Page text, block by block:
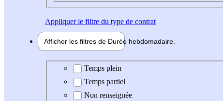
Appliquerle filtre du type de contrat
Afficher les filtres de Durée hebdomadaire
Durée hebdomadaire
Temps plein
Temps partiel
Non renseignée